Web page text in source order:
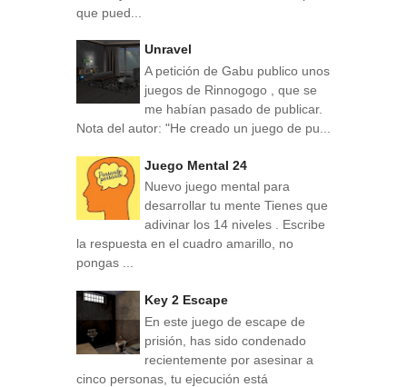
que pued...
Unravel
A petición de Gabu publico unos
juegos de Rinnogogo , que se
me habían pasado de publicar.
Nota del autor: "He creado un juego de pu...
Juego Mental 24
Nuevo juego mental para
desarrollar tu mente Tienes que
adivinar los 14 niveles . Escribe
la respuesta en el cuadro amarillo, no
pongas ...
Key 2 Escape
En este juego de escape de
prisión, has sido condenado
recientemente por asesinar a
cinco personas, tu ejecución está